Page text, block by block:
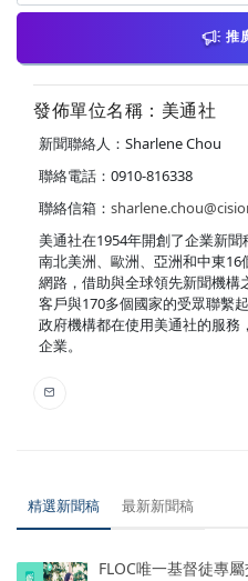
推
發佈單位名稱：美通社
新聞聯絡人：Sharlene Chou
聯絡電話：0910-816338
聯絡信箱：
美通社在1954年開創了企業新
南北美洲、歐洲、亞洲和中東
網路，借助與全球領先新聞機構
客戶與170多個國家的受眾聯繫
政府機構都在使用美通社的服務
企業。
精選新聞稿 最新新聞稿
FLOC唯一基督徒專